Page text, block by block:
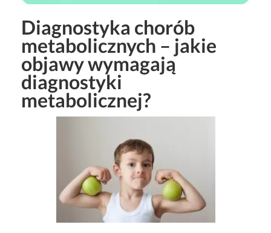
Diagnostyka chorób
metabolicznych – jakie
objawy wymagają
diagnostyki
metabolicznej?